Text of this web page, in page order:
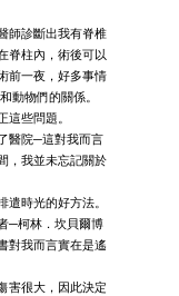
師診斷出我有脊椎
脊柱內，術後可以
前一夜，好多事情
動物們的關係。
這些問題。
醫院─這對我而言
，我並未忘記關於
遣時光的好方法。
─柯林．坎貝爾博
對我而言實在是遙
害很大，因此決定